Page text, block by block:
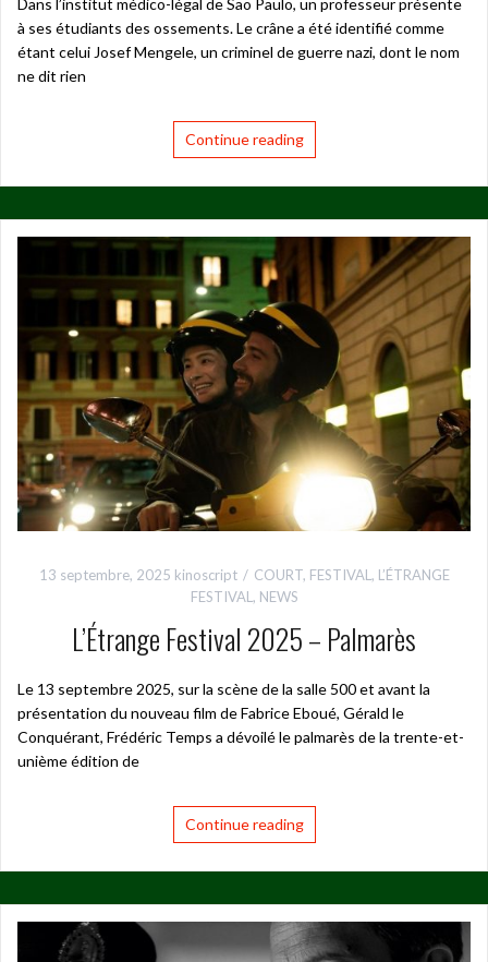
à ses étudiants des ossements. Le crâne a été identifié comme
étant celui Josef Mengele, un criminel de guerre nazi, dont le nom
ne dit rien
Continue reading
13 septembre, 2025 kinoscript COURT, FESTIVAL, L’ÉTRANGE
FESTIVAL, NEWS
L’Étrange Festival 2025 – Palmarès
Le 13 septembre 2025, sur la scène de la salle 500 et avant la
présentation du nouveau film de Fabrice Eboué, Gérald le
Conquérant, Frédéric Temps a dévoilé le palmarès de la trente-et-
unième édition de
Continue reading